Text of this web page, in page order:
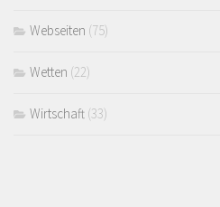
Webseiten (75)
Wetten (22)
Wirtschaft (33)